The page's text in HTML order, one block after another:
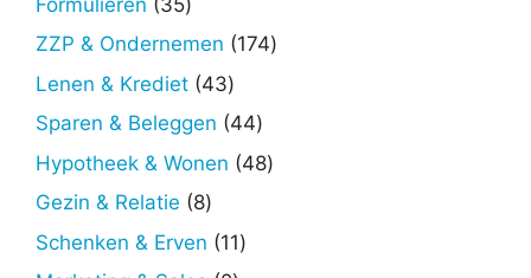
producten
ZZP & Ondernemen 174174
Lenen & Krediet 4343
producten
Sparen & Beleggen 4444
producten
Hypotheek & Wonen 4848
Gezin & Relatie 88
producten
Schenken & Erven 1111